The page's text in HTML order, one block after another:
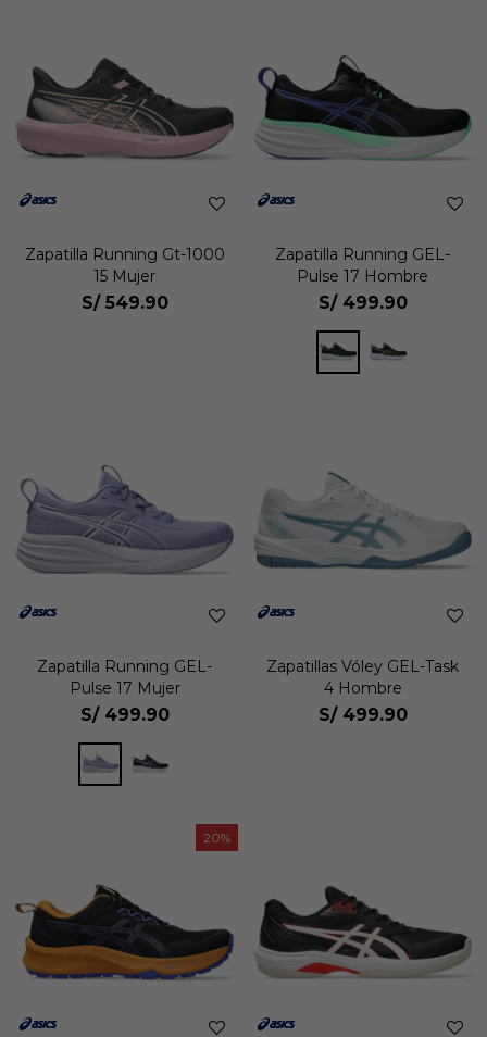
Zapatilla Running Gt-1000
15 Mujer
S/ 549.90
Zapatilla Running GEL-
Pulse 17 Hombre
S/ 499.90
Zapatilla Running GEL-
Pulse 17 Mujer
S/ 499.90
Zapatillas Vóley GEL-Task
4 Hombre
S/ 499.90
20